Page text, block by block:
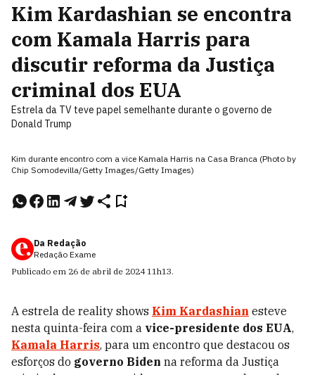
Kim Kardashian se encontra
com Kamala Harris para
discutir reforma da Justiça
criminal dos EUA
Estrela da TV teve papel semelhante durante o governo de
Donald Trump
Kim durante encontro com a vice Kamala Harris na Casa Branca (Photo by
Chip Somodevilla/Getty Images/Getty Images)
Da Redação
Redação Exame
Publicado em 26 de abril de 2024 11h13.
A estrela de reality shows Kim Kardashian esteve
nesta quinta-feira com a vice-presidente dos EUA,
Kamala Harris, para um encontro que destacou os
esforços do governo Biden na reforma da Justiça